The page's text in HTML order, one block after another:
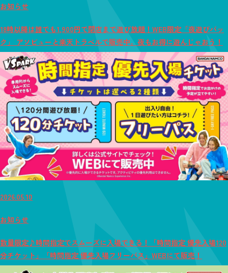
お知らせ
18時以降は誰でも1,900円で閉店まで遊び放題！WEB限定「夜遊びパッ
ク」 アソビューと楽天トラベルで販売中。夜もお得に遊んじゃおう！
2026.05.10
お知らせ
数量限定♪時間指定でスムーズに入場できる！「時間指定 優先入場120
分チケット」「時間指定 優先入場フリーパス」WEBにて販売！